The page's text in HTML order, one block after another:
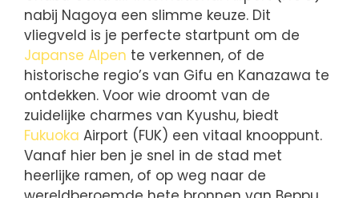
nabij Nagoya een slimme keuze. Dit
vliegveld is je perfecte startpunt om de
Japanse Alpen te verkennen, of de
historische regio’s van Gifu en Kanazawa te
ontdekken. Voor wie droomt van de
zuidelijke charmes van Kyushu, biedt
Fukuoka Airport (FUK) een vitaal knooppunt.
Vanaf hier ben je snel in de stad met
heerlijke ramen, of op weg naar de